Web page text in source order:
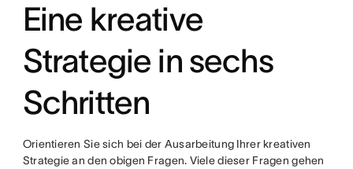
Eine kreative
Strategie in sechs
Schritten
Orientieren Sie sich bei der Ausarbeitung Ihrer kreativen
Strategie an den obigen Fragen. Viele dieser Fragen gehen